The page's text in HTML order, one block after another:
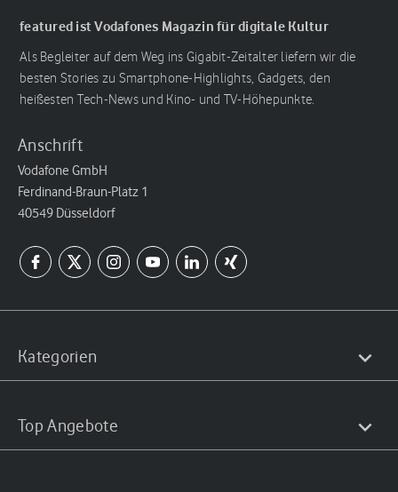
featured ist Vodafones Magazin für digitale Kultur
Als Begleiter auf dem Weg ins Gigabit-Zeitalter liefern wir die
besten Stories zu Smartphone-Highlights, Gadgets, den
heißesten Tech-News und Kino- und TV-Höhepunkte.
Anschrift
Vodafone GmbH
Ferdinand-Braun-Platz 1
40549 Düsseldorf
Kategorien
Top Angebote